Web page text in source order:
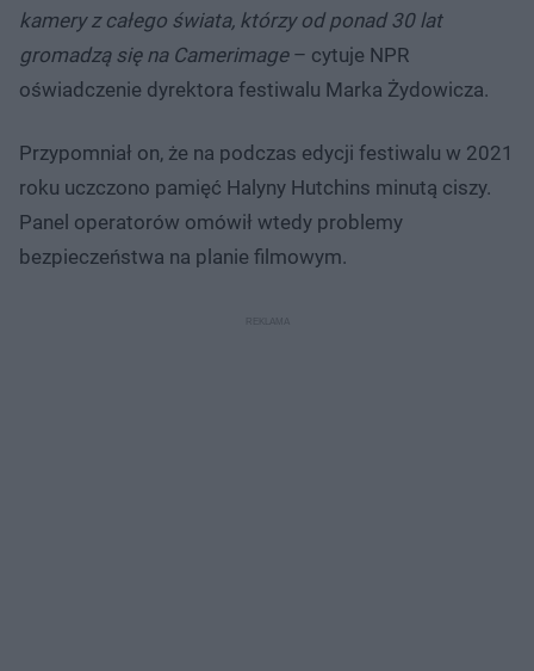
kamery z całego świata, którzy od ponad 30 lat
gromadzą się na Camerimage– cytuje NPR
oświadczenie dyrektora festiwalu Marka Żydowicza.
Przypomniał on, że na podczas edycji festiwalu w 2021
roku uczczono pamięć Halyny Hutchins minutą ciszy.
Panel operatorów omówił wtedy problemy
bezpieczeństwa na planie filmowym.